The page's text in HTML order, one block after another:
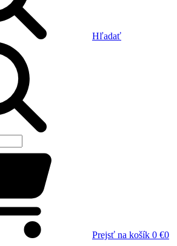
Hľadať
Prejsť na košík 0 €0